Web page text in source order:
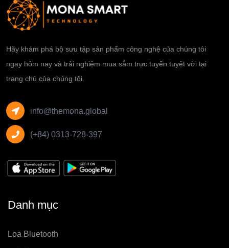
Hãy khám phá bộ sưu tập sản phẩm công nghệ của chúng tôi
ngay hôm nay và trải nghiệm mua sắm trực tuyến tuyệt vời tại
trang chủ của chúng tôi.
info@themona.global
(+84) 0313-728-397
Danh mục
Loa Bluetooth